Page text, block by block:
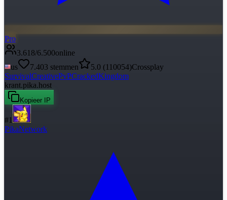
Pro
3.618/6.500online
us
7.403 stemmen 5.0 (110054)Crossplay
SurvivalCreativePvPCrackedKingdom
krant.pika.host
Kopieer IP
#1
PikaNetwork